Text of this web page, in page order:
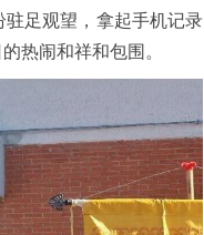
足观望，拿起手机记录
热闹和祥和包围。